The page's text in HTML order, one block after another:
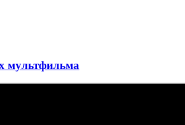
мультфильма